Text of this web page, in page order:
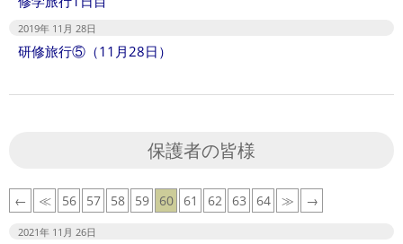
2019年 11月 28日
研修旅行⑤（11月28日）
保護者の皆様
← ≪ 56 57 58 59 60 61 62 63 64 ≫ →
2021年 11月 26日